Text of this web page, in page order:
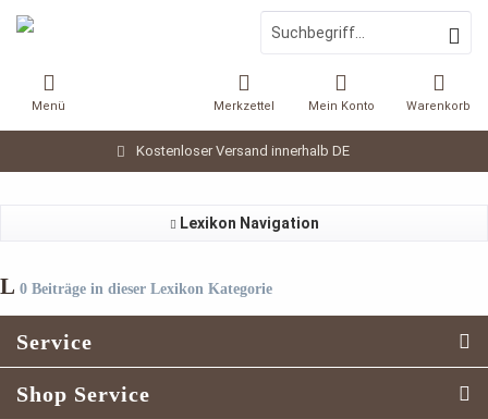
Kostenloser Versand innerhalb DE
Warenkorb
Merkzettel Mein Konto
Menü
Lexikon Navigation
L 0 Beiträge in dieser Lexikon Kategorie
Service
Shop Service